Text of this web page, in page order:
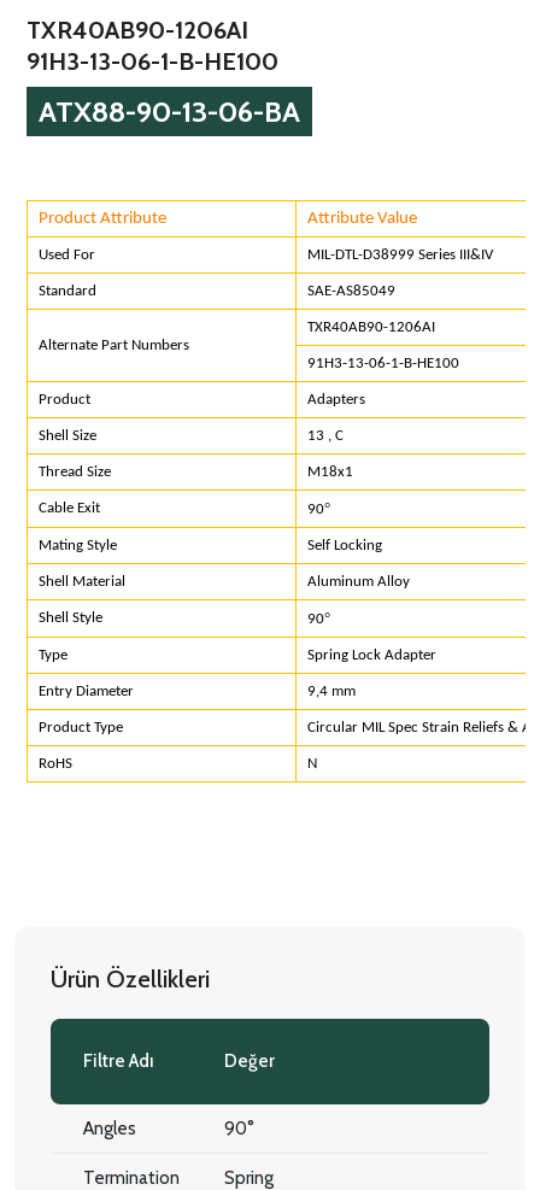
TXR40AB90-1206AI
91H3-13-06-1-B-HE100
ATX88-90-13-06-BA
Product Attribute Attribute Value
Used For MIL-DTL-D38999 Series III&IV
Standard SAE-AS85049
Alternate Part Numbers
TXR40AB90-1206AI
91H3-13-06-1-B-HE100
Product Adapters
Shell Size 13 , C
Thread Size M18x1
Cable Exit 90°
Mating Style Self Locking
Shell Material Aluminum Alloy
Shell Style 90°
Type Spring Lock Adapter
Entry Diameter 9,4 mm
Product Type Circular MIL Spec Strain Reliefs &
RoHS N
Ürün Özellikleri
Filtre Adı Değer
Angles 90°
Termination
Spring